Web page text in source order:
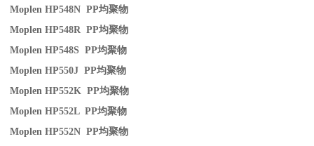
Moplen HP548N PP均聚物
Moplen HP548R PP均聚物
Moplen HP548S PP均聚物
Moplen HP550J PP均聚物
Moplen HP552K PP均聚物
Moplen HP552L PP均聚物
Moplen HP552N PP均聚物